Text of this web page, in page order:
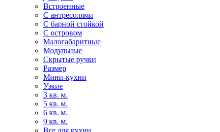
Встроенные
С антресолями
С барной стойкой
С островом
Малогабаритные
Модульные
Скрытые ручки
Размер
Мини-кухни
Узкие
3 кв. м.
5 кв. м.
6 кв. м.
9 кв. м.
Все для кухни